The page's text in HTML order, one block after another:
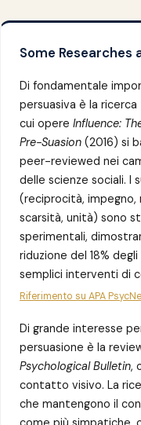
Some Researches
Di fondamentale
persuasiva è la
cui opere Influence:
Pre-Suasion (2016) si
peer-reviewed nei
delle scienze sociali. I
(reciprocità, impegno,
scarsità, unità) sono
sperimentali,
riduzione del 18%
semplici interventi di
Riferimento su APA
Di grande interesse
persuasione è la
Psychological Bulletin,
contatto visivo. La
che mantengono il